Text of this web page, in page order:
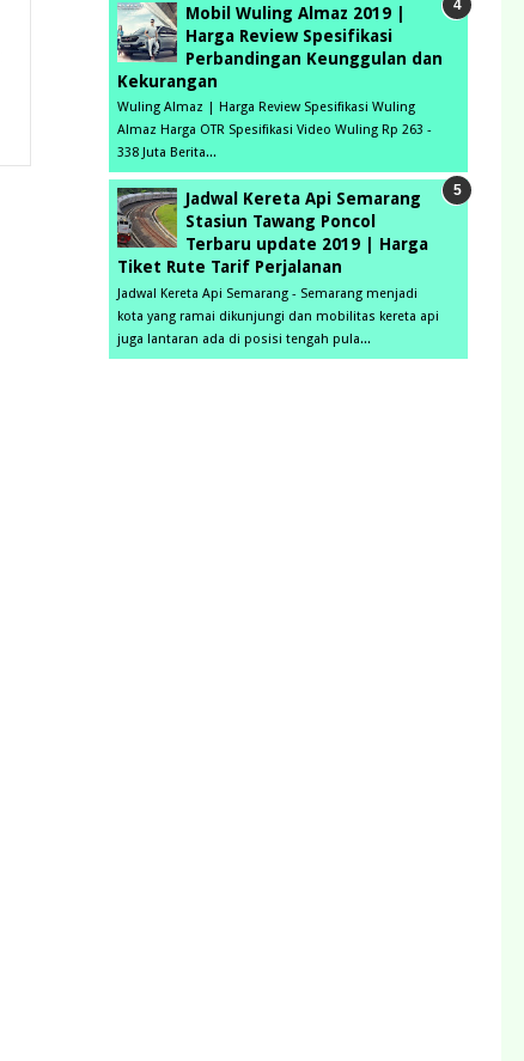
Mobil Wuling Almaz 2019 |
Harga Review Spesifikasi
Perbandingan Keunggulan dan
Kekurangan
Wuling Almaz | Harga Review Spesifikasi Wuling
Almaz Harga OTR Spesifikasi Video Wuling Rp 263 -
338 Juta Berita...
Jadwal Kereta Api Semarang
Stasiun Tawang Poncol
Terbaru update 2019 | Harga
Tiket Rute Tarif Perjalanan
Jadwal Kereta Api Semarang - Semarang menjadi
kota yang ramai dikunjungi dan mobilitas kereta api
juga lantaran ada di posisi tengah pula...